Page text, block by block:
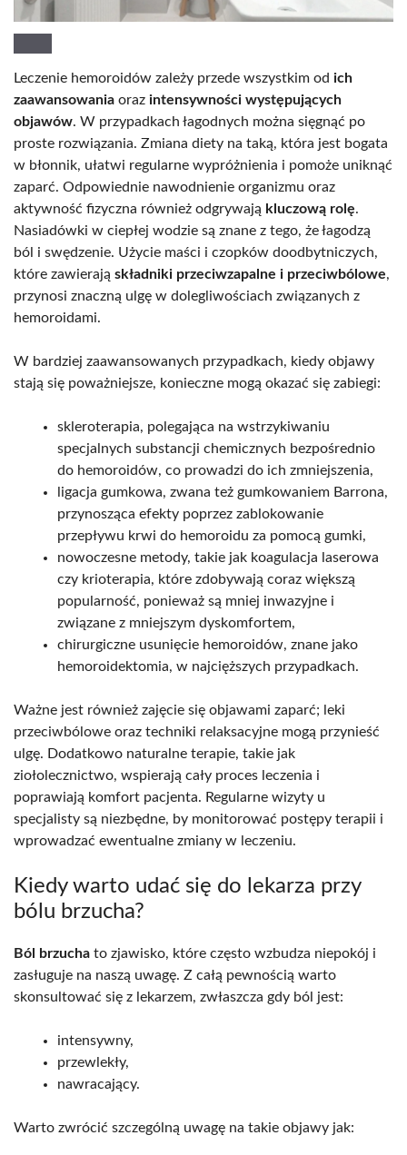
Leczenie hemoroidów zależy przede wszystkim od ich
zaawansowania oraz intensywności występujących
objawów. W przypadkach łagodnych można sięgnąć po
proste rozwiązania. Zmiana diety na taką, która jest bogata
w błonnik, ułatwi regularne wypróżnienia i pomoże uniknąć
zaparć. Odpowiednie nawodnienie organizmu oraz
aktywność fizyczna również odgrywają kluczową rolę.
Nasiadówki w ciepłej wodzie są znane z tego, że łagodzą
ból i swędzenie. Użycie maści i czopków doodbytniczych,
które zawierają składniki przeciwzapalne i przeciwbólowe,
przynosi znaczną ulgę w dolegliwościach związanych z
hemoroidami.
W bardziej zaawansowanych przypadkach, kiedy objawy
stają się poważniejsze, konieczne mogą okazać się zabiegi:
skleroterapia, polegająca na wstrzykiwaniu
specjalnych substancji chemicznych bezpośrednio
do hemoroidów, co prowadzi do ich zmniejszenia,
ligacja gumkowa, zwana też gumkowaniem Barrona,
przynosząca efekty poprzez zablokowanie
przepływu krwi do hemoroidu za pomocą gumki,
nowoczesne metody, takie jak koagulacja laserowa
czy krioterapia, które zdobywają coraz większą
popularność, ponieważ są mniej inwazyjne i
związane z mniejszym dyskomfortem,
chirurgiczne usunięcie hemoroidów, znane jako
hemoroidektomia, w najcięższych przypadkach.
Ważne jest również zajęcie się objawami zaparć; leki
przeciwbólowe oraz techniki relaksacyjne mogą przynieść
ulgę. Dodatkowo naturalne terapie, takie jak
ziołolecznictwo, wspierają cały proces leczenia i
poprawiają komfort pacjenta. Regularne wizyty u
specjalisty są niezbędne, by monitorować postępy terapii i
wprowadzać ewentualne zmiany w leczeniu.
Kiedy warto udać się do lekarza przy
bólu brzucha?
Ból brzucha to zjawisko, które często wzbudza niepokój i
zasługuje na naszą uwagę. Z całą pewnością warto
skonsultować się z lekarzem, zwłaszcza gdy ból jest:
intensywny,
przewlekły,
nawracający.
Warto zwrócić szczególną uwagę na takie objawy jak: